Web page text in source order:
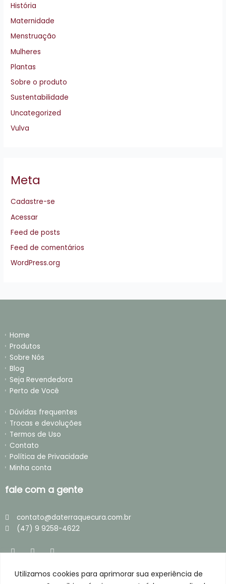
Utilizamos cookies para aprimorar sua experiência de
História
Maternidade
Menstruação
Mulheres
Plantas
Sobre o produto
Sustentabilidade
Uncategorized
Vulva
Meta
Cadastre-se
Acessar
Feed de posts
Feed de comentários
WordPress.org
Home
Produtos
Sobre Nós
Blog
Seja Revendedora
Perto de Você
Dúvidas frequentes
Trocas e devoluções
Termos de Uso
Contato
Política de Privacidade
Minha conta
fale com a gente
contato@daterraquecura.com.br
(47) 9 9258-4622
I
n
t
a
F
a
e
b
T
i
t
o
loja segura